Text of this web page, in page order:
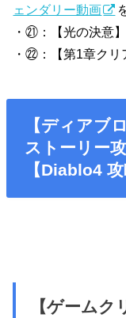
ェンダリー動画
・㉑：【光の決意】
・㉒：【第1章クリ
【ディアブ
ストーリー
【Diablo4
【ゲームク